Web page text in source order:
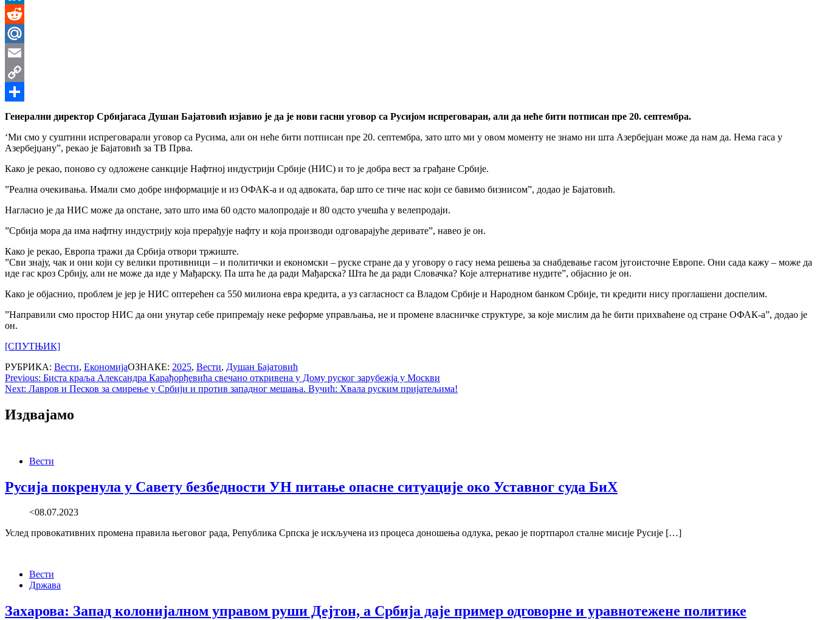
LinkedIn
Reddit
Mail.Ru
Email
Copy
Link
Share
Генерални директор Србијагаса Душан Бајатовић изјавио је да је нови гасни уговор са Русијом испреговаран, али да неће бити потписан пре 20. септембра.
‘Ми смо у суштини испреговарали уговор са Русима, али он неће бити потписан пре 20. септембра, зато што ми у овом моменту не знамо ни шта Азербејџан може да нам да. Нема гаса у
Азербејџану”, рекао је Бајатовић за ТВ Прва.
Како је рекао, поново су одложене санкције Нафтној индустрији Србије (НИС) и то је добра вест за грађане Србије.
”Реална очекивања. Имали смо добре информације и из ОФАК-а и од адвоката, бар што се тиче нас који се бавимо бизнисом”, додао је Бајатовић.
Нагласио је да НИС може да опстане, зато што има 60 одсто малопродаје и 80 одсто учешћа у велепродаји.
”Србија мора да има нафтну индустрију која прерађује нафту и која производи одговарајуће деривате”, навео је он.
Како је рекао, Европа тражи да Србија отвори тржиште.
”Сви знају, чак и они који су велики противници – и политички и економски – руске стране да у уговору о гасу нема решења за снабдевање гасом југоисточне Европе. Они сада кажу – може да
иде гас кроз Србију, али не може да иде у Мађарску. Па шта ће да ради Мађарска? Шта ће да ради Словачка? Које алтернативе нудите”, објаснио је он.
Како је објаснио, проблем је јер је НИС оптерећен са 550 милиона евра кредита, а уз сагласност са Владом Србије и Народном банком Србије, ти кредити нису проглашени доспелим.
”Направили смо простор НИС да они унутар себе припремају неке реформе управљања, не и промене власничке структуре, за које мислим да ће бити прихваћене од стране ОФАК-а”, додао је
он.
[СПУТЊИК]
РУБРИКА: Вести, ЕкономијаОЗНАКЕ: 2025, Вести, Душан Бајатовић
Post
navigation
Previous: Биста краља Александра Карађорђевића свечано откривена у Дому руског зарубежја у Москви
Next: Лавров и Песков за смирење у Србији и против западног мешања. Вучић: Хвала руским пријатељима!
Издвајамо
Вести
Русија покренула у Савету безбедности УН питање опасне ситуације око Уставног суда БиХ
<08.07.2023
Услед провокативних промена правила његовог рада, Република Српска је искључена из процеса доношења одлука, рекао је портпарол сталне мисије Русије […]
Вести
Држава
Захарова: Запад колонијалном управом руши Дејтон, а Србија даје пример одговорне и уравнотежене политике